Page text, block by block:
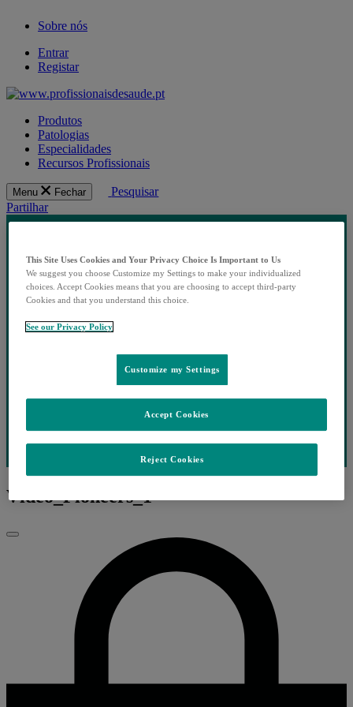
Sobre nós
Entrar
Registar
Produtos
Patologias
Especialidades
Recursos Profissionais
Menu Fechar
Pesquisar
Partilhar
Vídeo_Pioneers_1
Fechar
This Site Uses Cookies and Your Privacy Choice Is Important to Us
We suggest you choose Customize my Settings to make your individualized
choices. Accept Cookies means that you are choosing to accept third-party
Cookies and that you understand this choice.
See our Privacy Policy
Customize my Settings
Reject Cookies
Accept Cookies